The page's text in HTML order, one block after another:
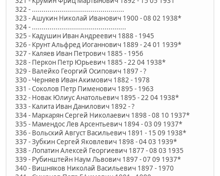
322 - ...............................................
323 - Ашукин Николай Иванович 1900 - 08 02 1938*
324 - ................................................
325 - Кадушин Иван Андреевич 1888 - 1945
326 - Крунт Альфред Иоганнович 1889 - 24 01 1939*
327 - Каляев Иван Петрович 1885 - 1956
328 - Перкон Петр Юрьевич 1885 - 22 04 1938*
329 - Валейко Георгий Осипович 1897 - ?
330 - Черняев Иван Акимович 1882 - 1978
331 - Соколов Петр Пименович 1895 - 1963
332 - Новак Юлиус Анатольевич 1895 - 22 04 1938*
333 - Калита Иван Данилович 1892 - ?
334 - Маркарян Сергей Николаевич 1898 - 08 10 1937*
335 - Мамендос Лев Арсентьевич 1894 - 03 09 1937*
336 - Вольский Август Васильевич 1891 - 15 09 1938*
337 - Зубкин Сергей Яковлевич 1898 - 04 03 1939*
338 - Лопатин Алексей Георгиевич 1877 - 08 03 1935
339 - Рубинштейн Наум Львович 1897 - 07 09 1937*
340 - Вишняков Николай Васильевич 1897 - 1970